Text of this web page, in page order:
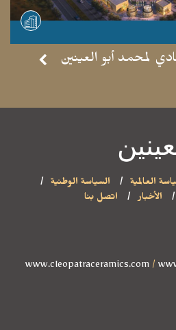
لمحمد أبو العينين
العالمية
السياسة الوطنية
الأخبار اتصل بنا
www.cleopatraceramics.com /